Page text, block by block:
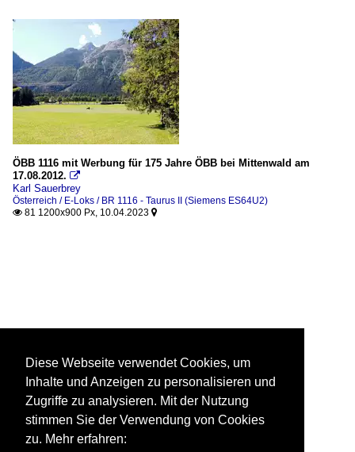
ÖBB 1116 mit Werbung für 175 Jahre ÖBB bei Mittenwald am
17.08.2012. 
Karl Sauerbrey
Österreich / E-Loks / BR 1116 - Taurus II (Siemens ES64U2)
 81 1200x900 Px, 10.04.2023 
Diese Webseite verwendet Cookies, um
Inhalte und Anzeigen zu personalisieren und
Zugriffe zu analysieren. Mit der Nutzung
stimmen Sie der Verwendung von Cookies
zu. Mehr erfahren: